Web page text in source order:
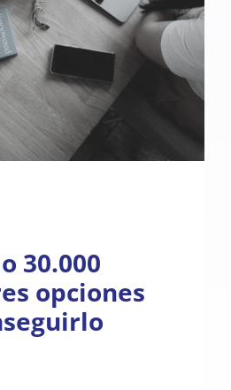
30.000
opciones